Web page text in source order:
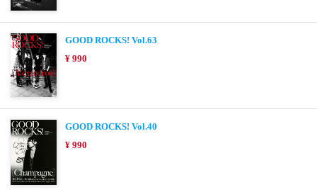
GOOD ROCKS! Vol.63
¥ 990
GOOD ROCKS! Vol.40
¥ 990